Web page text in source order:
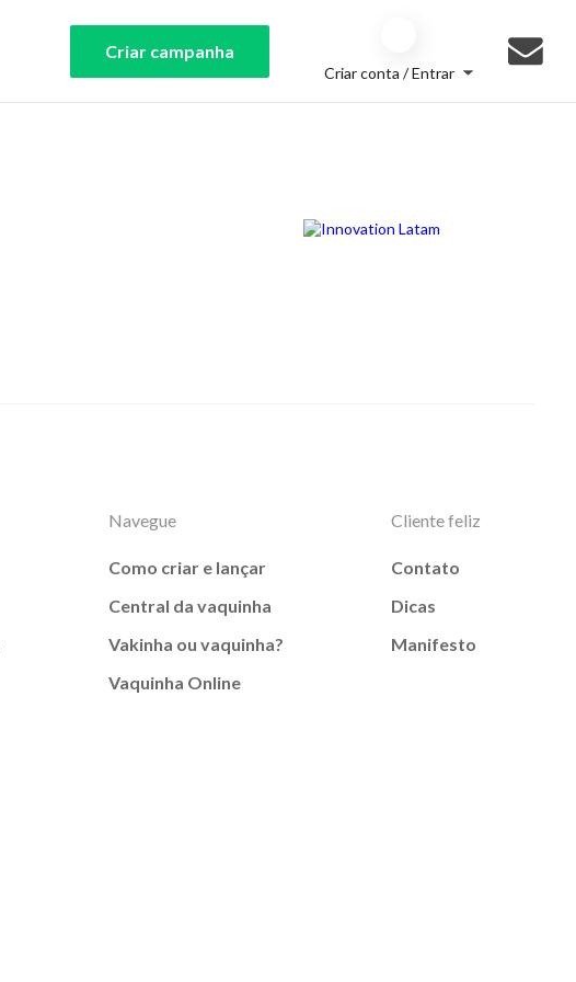
Criar campanha
Criar conta / Entrar
Navegue
Como criar e lançar
Central da vaquinha
Vakinha ou vaquinha?
Vaquinha Online
Cliente feliz
Contato
Dicas
Manifesto